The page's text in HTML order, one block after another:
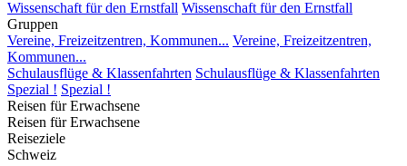
Wissenschaft für den Ernstfall Wissenschaft für den Ernstfall
Gruppen
Vereine, Freizeitzentren, Kommunen... Vereine, Freizeitzentren,
Kommunen...
Schulausflüge & Klassenfahrten Schulausflüge & Klassenfahrten
Spezial ! Spezial !
Reisen für Erwachsene
Reisen für Erwachsene
Reiseziele
Schweiz